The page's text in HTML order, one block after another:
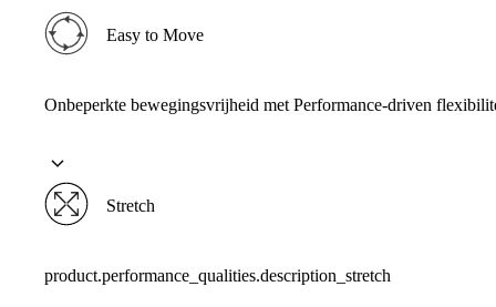
Easy to Move
Onbeperkte bewegingsvrijheid met Performance-driven
Stretch
product.performance_qualities.description_stretch